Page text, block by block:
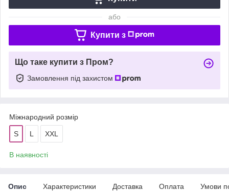
або
Купити з
Що таке купити з Пром?
Замовлення під захистом
Міжнародний розмір
S L XXL
В наявності
Опис Характеристики Доставка Оплата Умови